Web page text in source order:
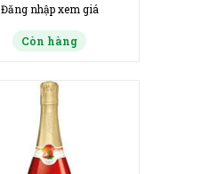
Đăng nhập xem giá
Còn hàng